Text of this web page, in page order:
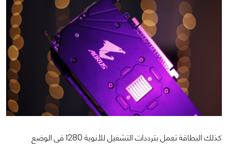
كذلك البطاقة تعمل بترددات التشغيل للأنوية 1280 فى الوضع